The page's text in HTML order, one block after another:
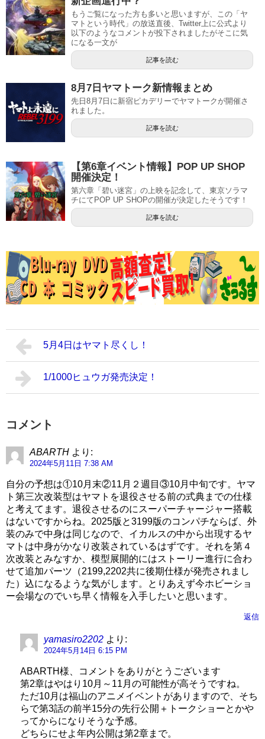
もうご覧になった方も多いと思いますが、この「ヤ
マトという時代」の放送直後、Twitter上に公式より
以下のようなコメントが投下されましたがそこに気
になる一文が
記事を読む
8月7日ヤマトーク新情報まとめ
先日8月7日に新宿ピカデリーでヤマトークが開催さ
れました。
記事を読む
【第6章イベント情報】POP UP SHOP
開催決定！
第六章「碧い迷宮」の上映を記念して、東京ソラマ
チにてPOP UP SHOPの開催が決定したそうです！
記事を読む
5月4日はヤマト尽くし！
1/1000ヒュウガ発売決定！
コメント
ABARTH より:
2024年5月11日 7:38 AM
自分の予想は①10月末②11月２週目③10月中旬です。ヤマ
ト第三次改装型はヤマトを退役させる前の式典までの仕様
と考えてます。退役させるのにスーパーチャージャー搭載
はないですからね。2025版と3199版のコンパチならば、外
装のみで中身は同じなので、イカルスの中から出現するヤ
マトは中身がかなり改装されているはずです。それを第４
次改装とみなすか、模型展開的にはストーリー進行に合わ
せて追加パーツ（2199,2202共に後期仕様が発売されまし
た）込になるような気がします。とりあえず今ホビーショ
ー会場なのでいち早く情報を入手したいと思います。
返信
yamasiro2202 より:
2024年5月14日 6:15 PM
ABARTH様、コメントをありがとうございます
第2章はやはり10月～11月の可能性が高そうですね。
ただ10月は福山のアニメイベントがありますので、そち
らで第3話の前半15分の先行公開＋トークショーとかや
ってからになりそうな予感。
どちらにせよ年内公開は第2章まで。